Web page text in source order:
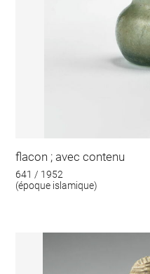
flacon ; avec contenu
641 / 1952
(époque islamique)